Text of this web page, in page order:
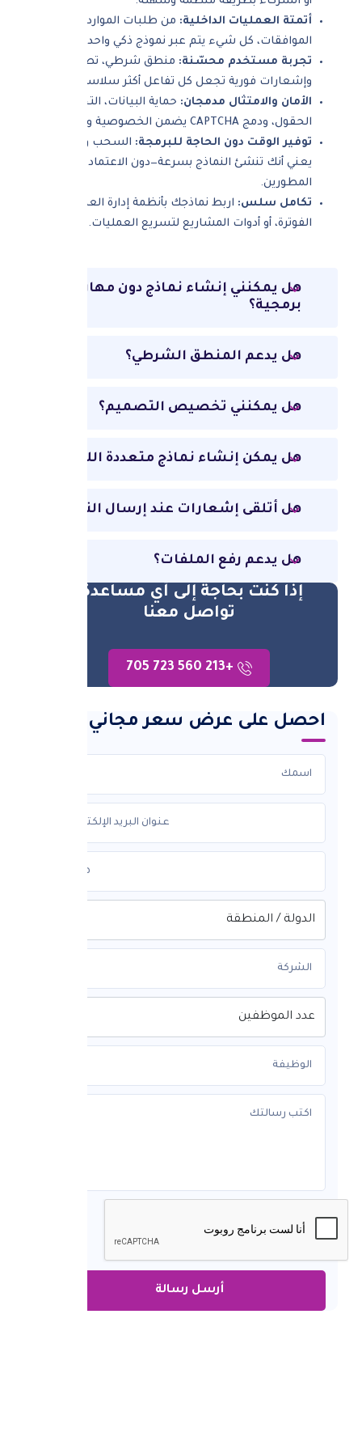
إذا كنت بحاجة إلى أي مساعدة،
تواصل معنا
+213 560 723 705
احصل على عرض سعر مجاني
أرسل رسالة
أتمتة العمليات الداخلية: من طلبات الموارد إلى
الموافقات، كل شيء يتم عبر نموذج ذكي واحد.
تجربة مستخدم محسّنة: منطق شرطي، تصميم نظيف،
وإشعارات فورية تجعل كل تفاعل أكثر سلاسة.
الأمان والامتثال مدمجان: حماية البيانات، التحقق من
الحقول، ودمج CAPTCHA يضمن الخصوصية والثقة.
توفير الوقت دون الحاجة للبرمجة: السحب والإفلات
يعني أنك تنشئ النماذج بسرعة—دون الاعتماد على
المطورين.
تكامل سلس: اربط نماذجك بأنظمة إدارة العملاء،
الفوترة، أو أدوات المشاريع لتسريع العمليات.
هل يمكنني إنشاء نماذج دون مهارات
برمجية؟
هل يدعم المنطق الشرطي؟
هل يمكنني تخصيص التصميم؟
هل يمكن إنشاء نماذج متعددة اللغات؟
هل أتلقى إشعارات عند إرسال النموذج؟
هل يدعم رفع الملفات؟